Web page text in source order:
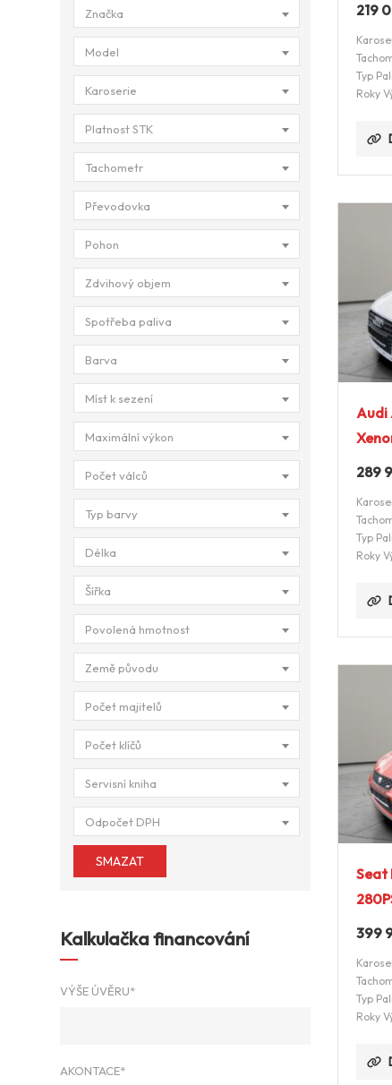
Značka
Model
Karoserie
Platnost STK
Tachometr
Převodovka
Pohon
Zdvihový objem
Spotřeba paliva
Barva
Míst k sezení
Maximální výkon
Počet válců
Typ barvy
Délka
Šířka
Povolená hmotnost
Země původu
Počet majitelů
Počet klíčů
Servisní kniha
Odpočet DPH
SMAZAT
Kalkulačka financování
VÝŠE ÚVĚRU*
AKONTACE*
219
Typ
Roky
Audi
289
Typ
Roky
Seat
399
Typ
Roky